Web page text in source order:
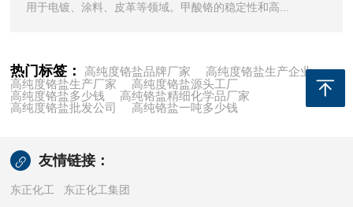
用于电镀、涂料、皮革等领域。甲酸铬的稳定性和高...
热门标签： 高纯度铬盐品牌厂家
高纯度铬盐生产企业
高纯度铬盐生产厂家
高纯度铬盐源头工厂
高纯度铬盐多少钱
高纯铬盐精细化学品厂家
高纯度铬盐批发公司
高纯铬盐一吨多少钱
友情链接：
东正化工 东正化工集团